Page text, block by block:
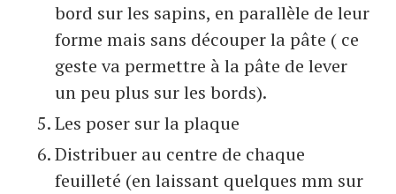
bord sur les sapins, en parallèle de leur
forme mais sans découper la pâte ( ce
geste va permettre à la pâte de lever
un peu plus sur les bords).
Les poser sur la plaque
Distribuer au centre de chaque
feuilleté (en laissant quelques mm sur